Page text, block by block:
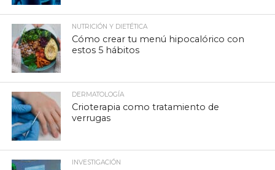
NUTRICIÓN Y DIETÉTICA
Cómo crear tu menú hipocalórico con
estos 5 hábitos
DERMATOLOGÍA
Crioterapia como tratamiento de
verrugas
INVESTIGACIÓN